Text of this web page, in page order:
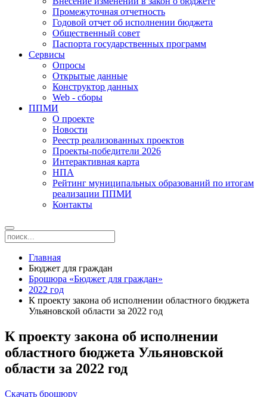
Промежуточная отчетность
Годовой отчет об исполнении бюджета
Общественный совет
Паспорта государственных программ
Сервисы
Опросы
Открытые данные
Конструктор данных
Web - сборы
ППМИ
О проекте
Новости
Реестр реализованных проектов
Проекты-победители 2026
Интерактивная карта
НПА
Рейтинг муниципальных образований по итогам
реализации ППМИ
Контакты
Главная
Бюджет для граждан
Брошюра «Бюджет для граждан»
2022 год
К проекту закона об исполнении областного бюджета
Ульяновской области за 2022 год
К проекту закона об исполнении
областного бюджета Ульяновской
области за 2022 год
Скачать брошюру